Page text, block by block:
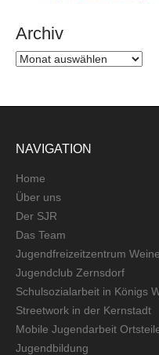
Archiv
Archiv
NAVIGATION
Home
Über uns
Der SJR
Das Team
Jugendfreizeitzentrum
Jugendclub Zernsdorf
Schulsozialarbeit in Königs
Streetwork in der Kernstadt
Mobile Jugendarbeit
Jugendbildung